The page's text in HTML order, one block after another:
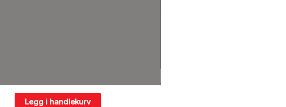
Legg i handlekurv